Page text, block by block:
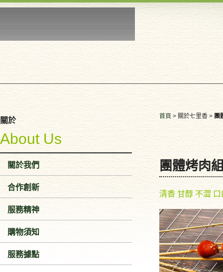
關於
About Us
關於我們
合作創新
服務精神
購物須知
服務據點
首頁 > 關於七里香 > 團
團體烤肉
清香 甘醇 不澀